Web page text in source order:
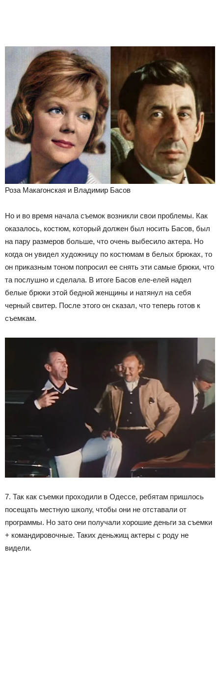
Роза Макагонская и Владимир Басов
Но и во время начала съемок возникли свои проблемы. Как
оказалось, костюм, который должен был носить Басов, был
на пару размеров больше, что очень выбесило актера. Но
когда он увидел художницу по костюмам в белых брюках, то
он приказным тоном попросил ее снять эти самые брюки, что
та послушно и сделала. В итоге Басов еле-елей надел
белые брюки этой бедной женщины и натянул на себя
черный свитер. После этого он сказал, что теперь готов к
съемкам.
7. Так как съемки проходили в Одессе, ребятам пришлось
посещать местную школу, чтобы они не отставали от
программы. Но зато они получали хорошие деньги за съемки
+ командировочные. Таких деньжищ актеры с роду не
видели.